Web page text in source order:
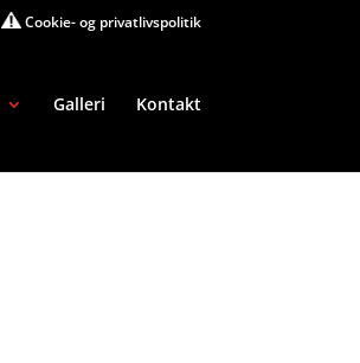
Cookie- og privatlivspolitik
Galleri Kontakt